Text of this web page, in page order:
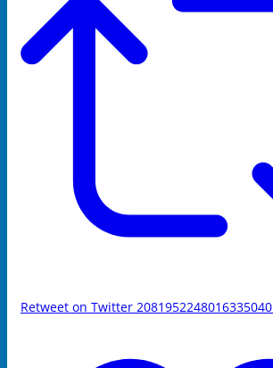
Retweet on Twitter 2081952248016335040